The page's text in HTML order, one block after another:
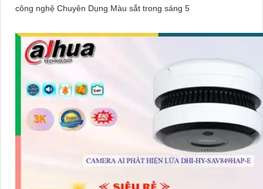
công nghệ Chuyên Dụng Màu sắt trong sáng 5